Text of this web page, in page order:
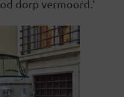
dorp vermoord.’